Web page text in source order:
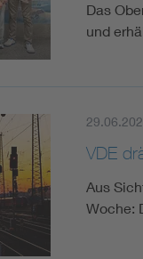
Das
und
VDE
Aus
Woche: